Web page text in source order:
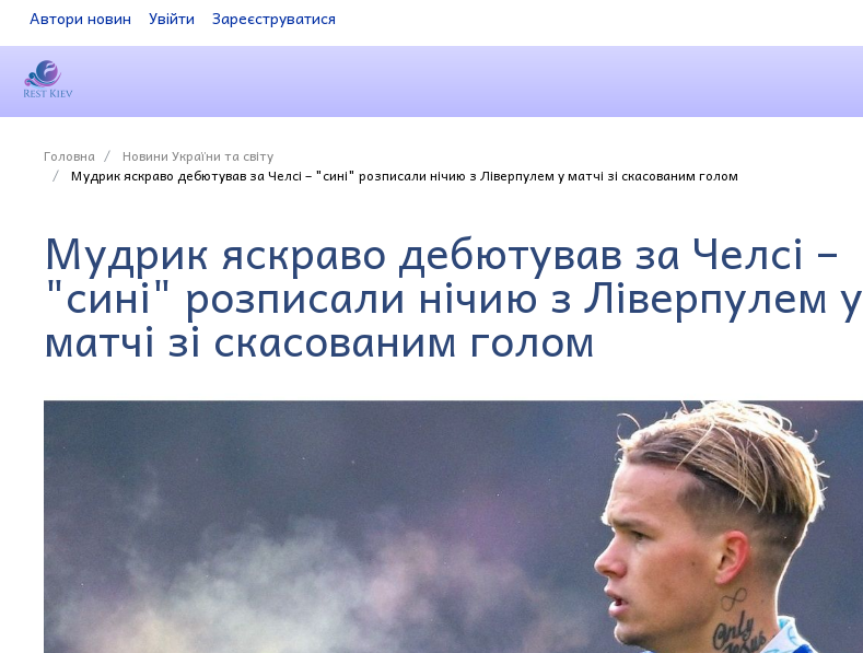
Автори новин Увійти Зареєструватися
Головна
Новини України та світу
Мудрик яскраво дебютував за Челсі – "сині" розписали нічию з Ліверпулем у матчі зі скасованим голом
Мудрик яскраво дебютував за Челсі –
"сині" розписали нічию з Ліверпулем у
матчі зі скасованим голом